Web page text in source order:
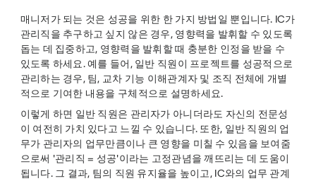
매니저가 되는 것은 성공을 위한 한 가지 방법일 뿐입니다. IC가
관리직을 추구하고 싶지 않은 경우, 영향력을 발휘할 수 있도록
돕는 데 집중하고, 영향력을 발휘할 때 충분한 인정을 받을 수
있도록 하세요. 예를 들어, 일반 직원이 프로젝트를 성공적으로
관리하는 경우, 팀, 교차 기능 이해관계자 및 조직 전체에 개별
적으로 기여한 내용을 구체적으로 설명하세요.
이렇게 하면 일반 직원은 관리자가 아니더라도 자신의 전문성
이 여전히 가치 있다고 느낄 수 있습니다. 또한, 일반 직원의 업
무가 관리자의 업무만큼이나 큰 영향을 미칠 수 있음을 보여줌
으로써 '관리직 = 성공'이라는 고정관념을 깨뜨리는 데 도움이
됩니다. 그 결과, 팀의 직원 유지율을 높이고, IC와의 업무 관계